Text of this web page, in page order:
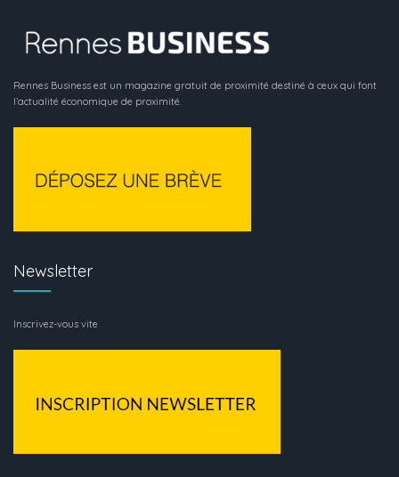
Rennes Business est un magazine gratuit de proximité destiné à ceux qui font
l’actualité économique de proximité.
Newsletter
Inscrivez-vous vite